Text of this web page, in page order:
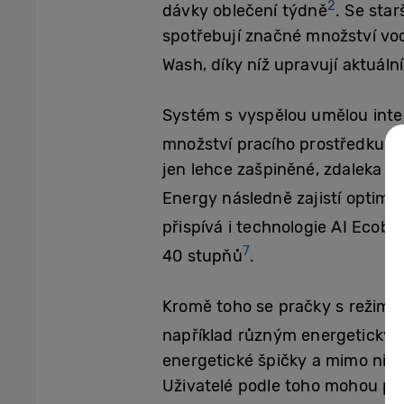
dávky oblečení týdně2. Se
spotřebují značné množství
Wash, díky níž upravují
Systém s vyspělou umělou
množství pracího prostředku a
jen lehce zašpiněné, zdaleka
Energy následně zajistí
přispívá i technologie AI
40 stupňů7.
Kromě toho se pračky s
například různým
energetické špičky a mimo ni,
Uživatelé podle toho mohou